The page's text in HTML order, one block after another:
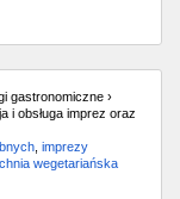
gastronomiczne ›
i obsługa imprez oraz
imprezy
wegetariańska